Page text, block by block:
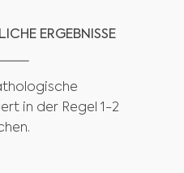
ERGEBNISSE
in der Regel 1-2